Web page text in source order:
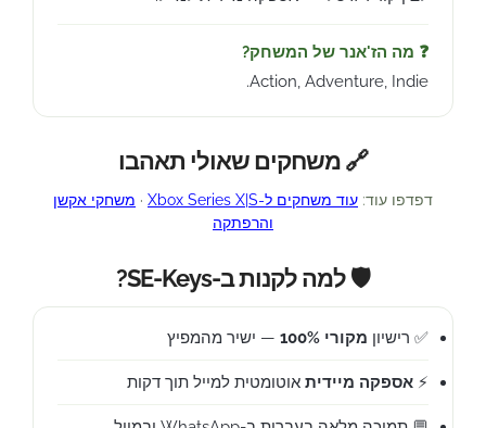
❓ מה הז'אנר של המשחק?
Action, Adventure, Indie.
🔗 משחקים שאולי תאהבו
דפדפו עוד: עוד משחקים ל-Xbox Series X|S · משחקי אקשן
והרפתקה
🛡️ למה לקנות ב-SE-Keys?
✅ רישיון מקורי 100% — ישיר מהמפיץ
⚡ אספקה מיידית אוטומטית למייל תוך דקות